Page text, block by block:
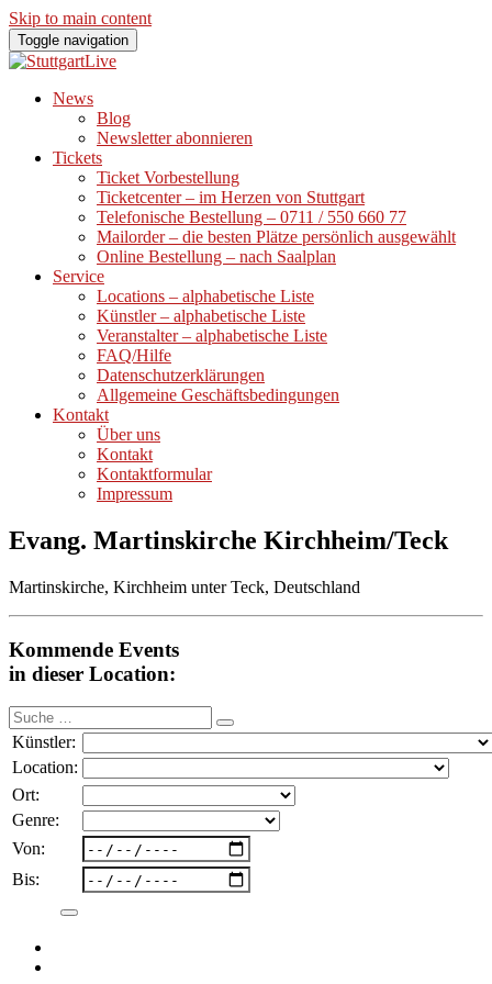
Skip to main content
Toggle navigation
News
Blog
Newsletter abonnieren
Tickets
Ticket Vorbestellung
Ticketcenter – im Herzen von Stuttgart
Telefonische Bestellung – 0711 / 550 660 77
Mailorder – die besten Plätze persönlich ausgewählt
Online Bestellung – nach Saalplan
Service
Locations – alphabetische Liste
Künstler – alphabetische Liste
Veranstalter – alphabetische Liste
FAQ/Hilfe
Datenschutzerklärungen
Allgemeine Geschäftsbedingungen
Kontakt
Über uns
Kontakt
Kontaktformular
Impressum
Evang. Martinskirche Kirchheim/Teck
Martinskirche, Kirchheim unter Teck, Deutschland
Kommende Events
in dieser Location:
Suche
nach:
Künstler:
Location:
Ort:
Genre:
Von:
Bis: